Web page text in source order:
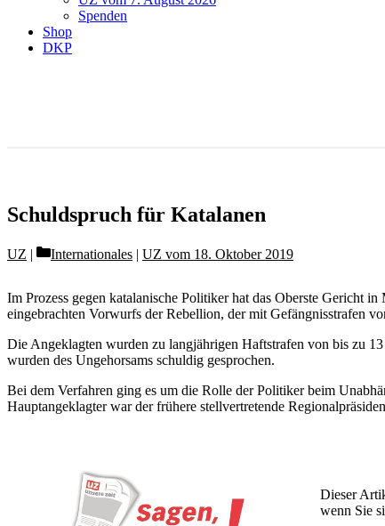
Spenden
Shop
DKP
Schuldspruch für Katalanen
UZ Categories
Internationales | UZ vom 18. Oktober 2019
Im Prozess gegen katalanische Politiker hat das Oberste Gericht
eingebrachten Vorwurfs der Rebellion, der mit Gefängnisstrafen
Die Angeklagten wurden zu langjährigen Haftstrafen von bis zu
wurden des Ungehorsams schuldig gesprochen.
Bei dem Verfahren ging es um die Rolle der Politiker beim
Hauptangeklagter war der frühere stellvertretende
Dieser
wenn Sie